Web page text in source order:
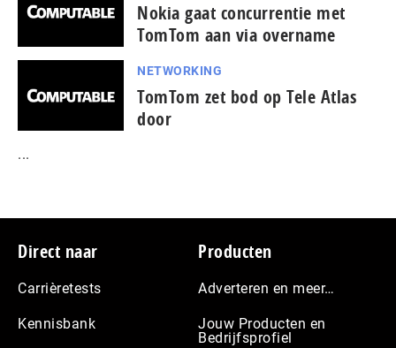
Nokia gaat concurrentie met
TomTom aan via overname
NETWORKING
TomTom zet bod op Tele Atlas
door
...
Footer
Direct naar
Carrièretests
Kennisbank
Producten
Adverteren en meer…
Jouw Producten en
Bedrijfsprofiel